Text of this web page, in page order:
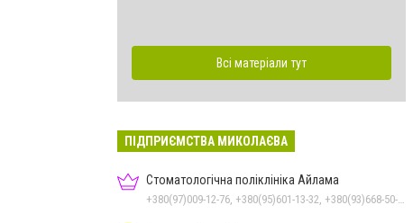
Всі матеріали тут
ПІДПРИЄМСТВА МИКОЛАЄВА
Стоматологічна поліклініка Айлама